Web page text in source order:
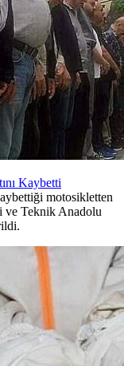
Kaybetti
motosikletten
ve Teknik Anadolu